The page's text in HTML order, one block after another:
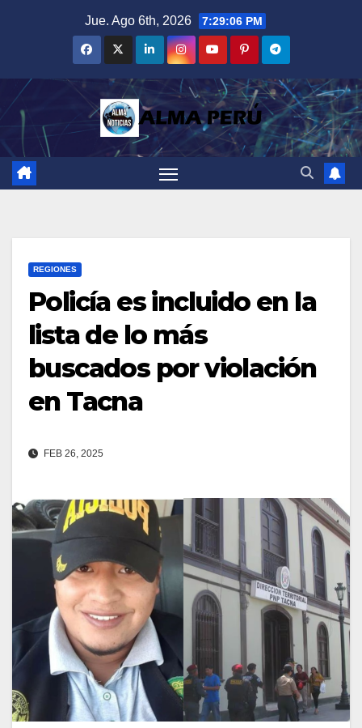
Jue. Ago 6th, 2026 7:29:07 PM
REGIONES
Policía es incluido en la
lista de lo más
buscados por violación
en Tacna
FEB 26, 2025